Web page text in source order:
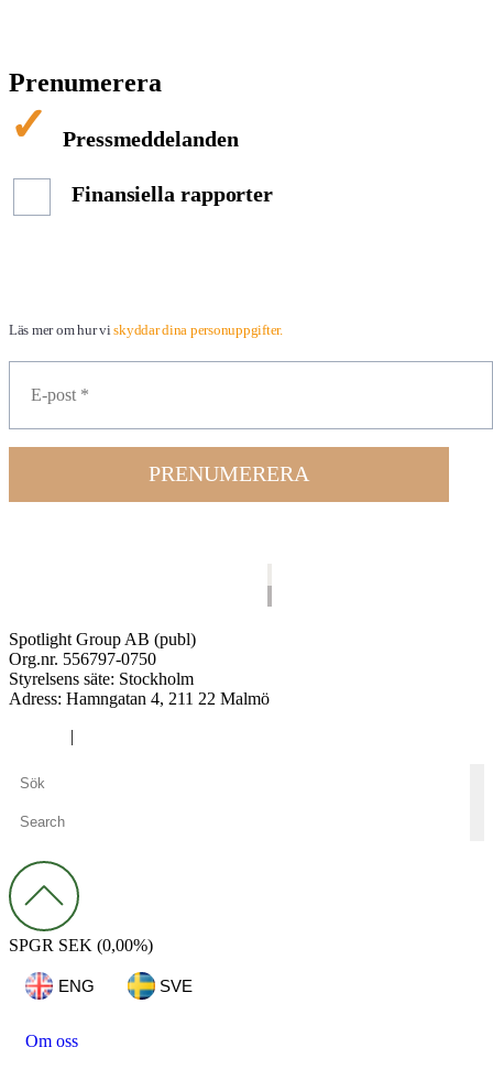
Prenumerera
Pressmeddelanden
Finansiella rapporter
Läs mer om hur viskyddar dina personuppgifter.
PRENUMERERA
Spotlight Group AB (publ)
Org.nr. 556797-0750
Styrelsens säte: Stockholm
Adress: Hamngatan 4, 211 22 Malmö
|
SPGR SEK (0,00%)
ENG SVE
Om oss